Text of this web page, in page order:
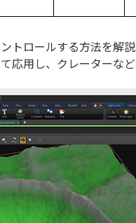
トロールする方法を解
応用し、クレーターな